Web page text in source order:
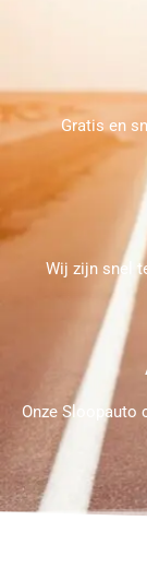
Gratis en
Wij zijn snel
Onze Sloopauto